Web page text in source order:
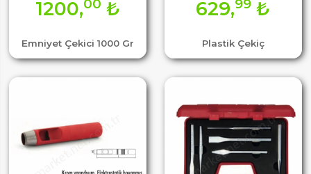
Emniyet Çekici 1000 Gr
1200,00 ₺
Plastik Çekiç
629,99 ₺